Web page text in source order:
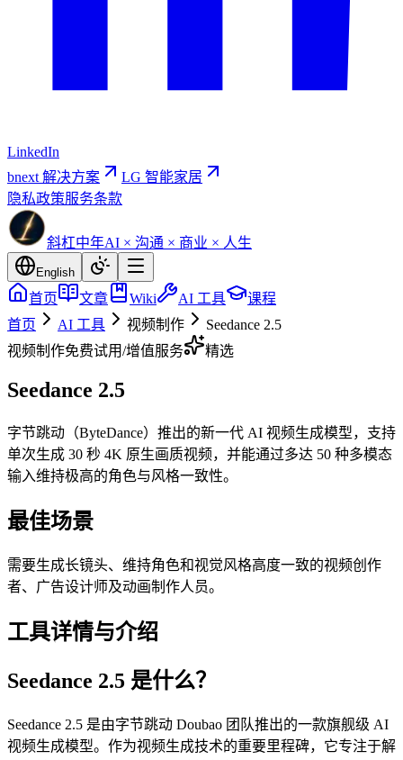
LinkedIn
bnext 解决方案
LG 智能家居
隐私政策服务条款
斜杠中年AI × 沟通 × 商业 × 人生
English
首页 文章 Wiki AI 工具
课程
首页
AI 工具 视频制作
Seedance 2.5
视频制作免费试用/增值服务 精选
Seedance 2.5
字节跳动（ByteDance）推出的新一代 AI 视频生成模型，支持
单次生成 30 秒 4K 原生画质视频，并能通过多达 50 种多模态
输入维持极高的角色与风格一致性。
最佳场景
需要生成长镜头、维持角色和视觉风格高度一致的视频创作
者、广告设计师及动画制作人员。
工具详情与介绍
Seedance 2.5 是什么？
Seedance 2.5 是由字节跳动 Doubao 团队推出的一款旗舰级 AI
视频生成模型。作为视频生成技术的重要里程碑，它专注于解